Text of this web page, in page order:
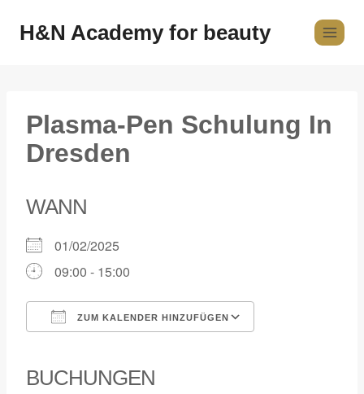
H&N Academy for beauty
Plasma-Pen Schulung In
Dresden
WANN
01/02/2025
09:00 - 15:00
ZUM KALENDER HINZUFÜGEN
BUCHUNGEN